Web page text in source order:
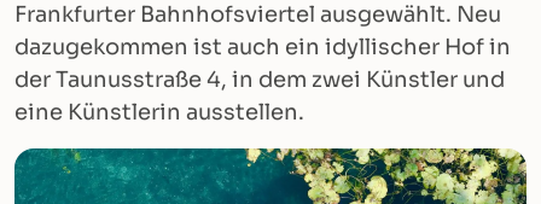
Frankfurter Bahnhofsviertel ausgewählt. Neu
dazugekommen ist auch ein idyllischer Hof in
der Taunusstraße 4, in dem zwei Künstler und
eine Künstlerin ausstellen.